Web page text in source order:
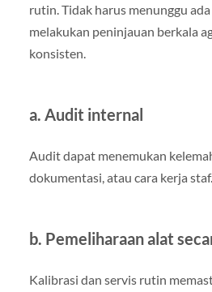
rutin. Tidak harus menunggu
melakukan peninjauan berkala
konsisten.
a. Audit internal
Audit dapat menemukan
dokumentasi, atau cara kerja staf.
b. Pemeliharaan alat
Kalibrasi dan servis rutin